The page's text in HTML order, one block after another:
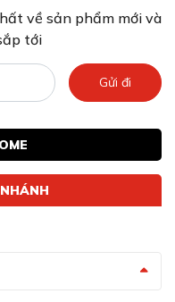
về sản phẩm mới và
tới
Gửi đi